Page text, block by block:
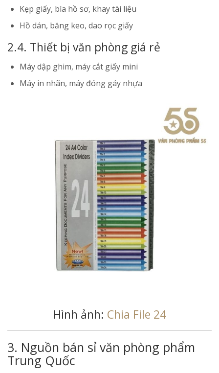
Kẹp giấy, bìa hồ sơ, khay tài liệu
Hồ dán, băng keo, dao rọc giấy
2.4. Thiết bị văn phòng giá rẻ
Máy dập ghim, máy cắt giấy mini
Máy in nhãn, máy đóng gáy nhựa
Hình ảnh: Chia File 24
3. Nguồn bán sỉ văn phòng phẩm
Trung Quốc